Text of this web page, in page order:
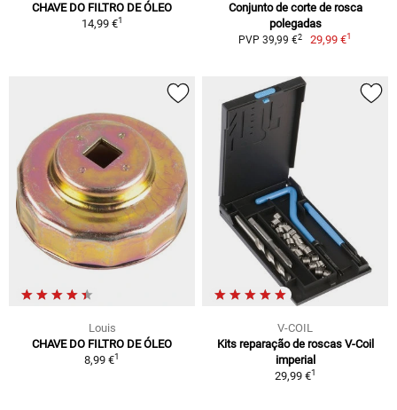
CHAVE DO FILTRO DE ÓLEO
14,99 €1
Conjunto de corte de rosca
polegadas
PVP 39,99 €2 29,99 €1
Louis
CHAVE DO FILTRO DE ÓLEO
8,99 €1
V-COIL
Kits reparação de roscas V-Coil
imperial
29,99 €1